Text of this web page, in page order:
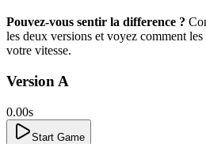
Pouvez-vous sentir la difference ?
les deux versions et voyez comment
votre vitesse.
Version A
0.00s
Start Game